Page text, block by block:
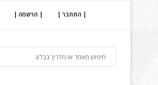
| התחבר | | הרשמה |